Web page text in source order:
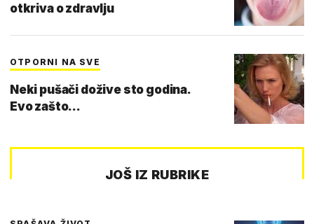
otkriva o zdravlju
OTPORNI NA SVE
Neki pušači dožive sto godina.
Evo zašto...
JOŠ IZ RUBRIKE